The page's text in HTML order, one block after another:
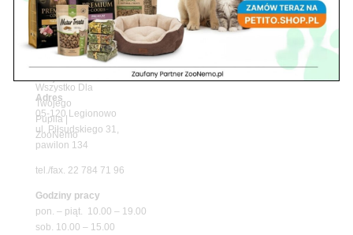
Z Życia Sklepu
Adres
05-120 Legionowo
ul. Piłsudskiego 31,
pawilon 134
tel./fax. 22 784 71 96
Godziny pracy
pon. – piąt. 10.00 – 19.00
sob. 10.00 – 15.00